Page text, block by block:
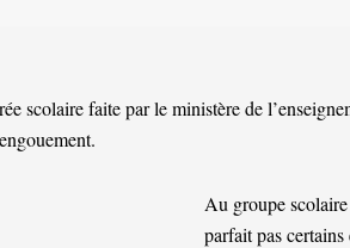
scolaire faite par le ministère de
Au groupe
parfait pas certains